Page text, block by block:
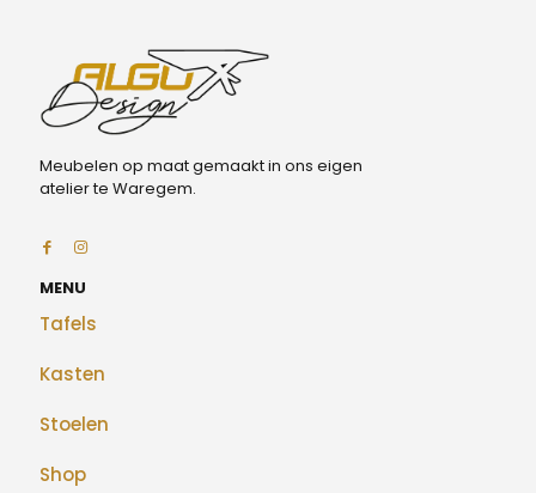
Meubelen op maat gemaakt in ons eigen
atelier te Waregem.
MENU
Tafels
Kasten
Stoelen
Shop